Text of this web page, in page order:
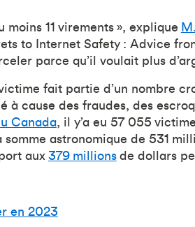
11 virements », explique
to Internet Safety : Advice
parce qu’il voulait plus
fait partie d’un nombre
à cause des fraudes, des
Canada, il y’a eu 57 055
astronomique de 531
aux379 millionsde dollars
en 2023